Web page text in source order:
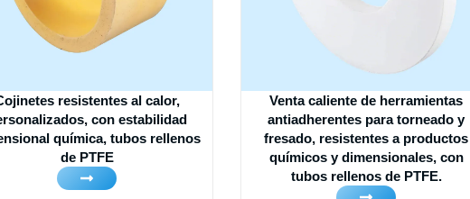
resistentes al calor,
con estabilidad
química, tubos rellenos
de PTFE
Venta caliente de herramientas
antiadherentes para torneado y
fresado, resistentes a productos
químicos y dimensionales, con
tubos rellenos de PTFE.